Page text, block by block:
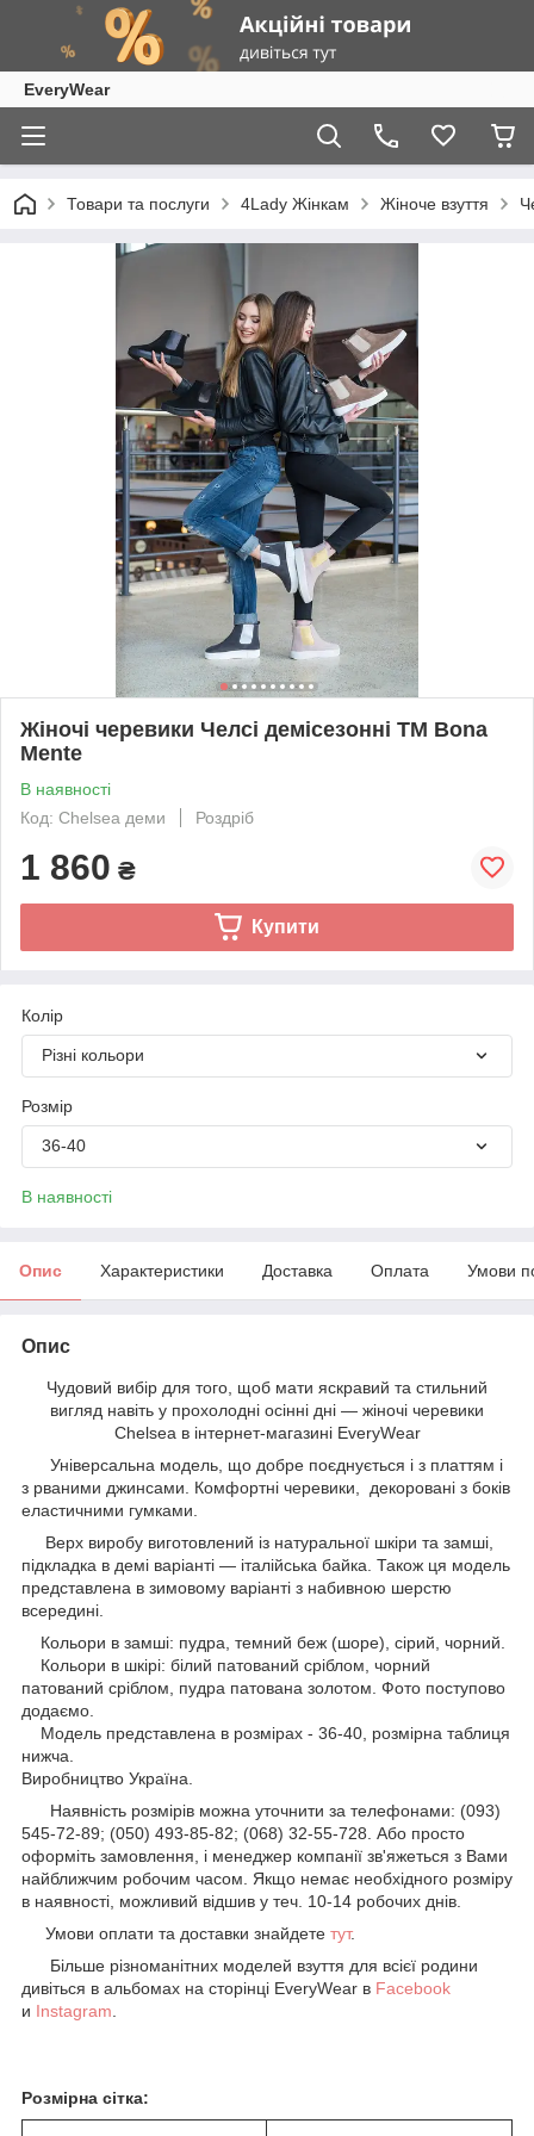
EveryWear
Товари та послуги 4Lady Жінкам Жіноче взуття
Жіночі черевики Челсі демісезонні TM Bona
Mente
В наявності
Код: Chelsea деми
Роздріб
1 860 ₴
Купити
Колір
Різні кольори
Розмір
36-40
В наявності
Опис Характеристики Доставка Оплата Умови
Опис
Чудовий вибір для того, щоб мати яскравий та стильний
вигляд навіть у прохолодні осінні дні — жіночі черевики
Chelsea в інтернет-магазині EveryWear
Універсальна модель, що добре поєднується і з платтям і
з рваними джинсами. Комфортні черевики, декоровані з боків
еластичними гумками.
Верх виробу виготовлений із натуральної шкіри та замші,
підкладка в демі варіанті — італійська байка. Також ця модель
представлена в зимовому варіанті з набивною шерстю
всередині.
Кольори в замші: пудра, темний беж (шоре), сірий, чорний.
Кольори в шкірі: білий патований сріблом, чорний
патований сріблом, пудра патована золотом. Фото поступово
додаємо.
Модель представлена в розмірах - 36-40, розмірна таблиця
нижча.
Виробництво Україна.
Наявність розмірів можна уточнити за телефонами: (093)
545-72-89; (050) 493-85-82; (068) 32-55-728. Або просто
оформіть замовлення, і менеджер компанії зв'яжеться з Вами
найближчим робочим часом. Якщо немає необхідного розміру
в наявності, можливий відшив у теч. 10-14 робочих днів.
Умови оплати та доставки знайдете тут.
Більше різноманітних моделей взуття для всієї родини
дивіться в альбомах на сторінці EveryWear в Facebook
и Instagram
Розмірна сітка: